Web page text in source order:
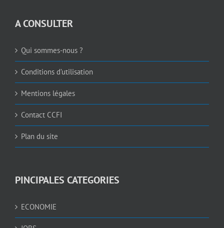
A CONSULTER
Qui sommes-nous ?
Conditions d’utilisation
Mentions légales
Contact CCFI
Plan du site
PINCIPALES CATEGORIES
ECONOMIE